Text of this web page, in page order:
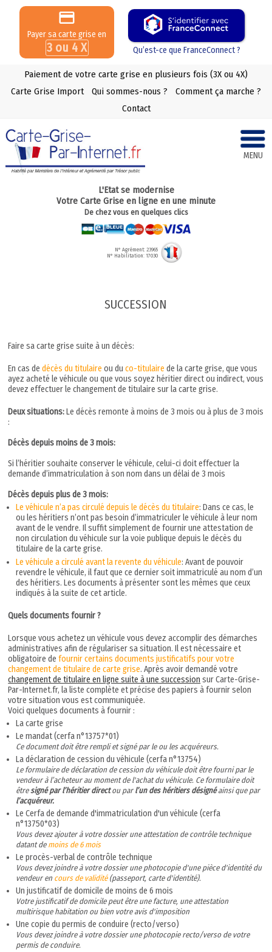
Payer sa carte grise en
3 ou 4 X Qu’est-ce que FranceConnect ?
Paiement de votre carte grise en plusieurs fois (3X ou 4X)
Carte Grise Import
Qui sommes-nous ?
Comment ça marche ?
Contact
MENU
L'Etat se modernise
Votre Carte Grise en ligne en une minute
De chez vous en quelques clics
N° Agrément: 23965
N° Habilitation: 17030
SUCCESSION
Faire sa carte grise suite à un décès:
En cas dedécès du titulaire ou duco-titulaire de la carte grise, que vous
ayez acheté le véhicule ou que vous soyez héritier direct ou indirect, vous
devez effectuer le changement de titulaire sur la carte grise.
Deux situations:Le décès remonte à moins de 3 mois ou à plus de 3 mois
:
Décès depuis moins de 3 mois:
Si l’héritier souhaite conserver le véhicule, celui-ci doit effectuer la
demande d’immatriculation à son nom dans un délai de 3 mois
Décès depuis plus de 3 mois:
Le véhicule n’a pas circulé depuis le décès du titulaire: Dans ce cas, le
ou les héritiers n’ont pas besoin d’immatriculer le véhicule à leur nom
avant de le vendre. Il suffit simplement de fournir une attestation de
non circulation du véhicule sur la voie publique depuis le décès du
titulaire de la carte grise.
Le véhicule a circulé avant la revente du véhicule: Avant de pouvoir
revendre le véhicule, il faut que ce dernier soit immatriculé au nom d’un
des héritiers. Les documents à présenter sont les mêmes que ceux
indiqués à la suite de cet article.
Quels documents fournir ?
Lorsque vous achetez un véhicule vous devez accomplir des démarches
administratives afin de régulariser sa situation. Il est nécessaire et
obligatoire defournir certains documents justificatifs pour votre
changement de titulaire de carte grise. Après avoir demandé votre
changement de titulaire en ligne suite à une succession sur Carte-Grise-
Par-Internet.fr, la liste complète et précise des papiers à fournir selon
votre situation vous est communiquée.
Voici quelques documents à fournir :
La carte grise
Le mandat (cerfa n°13757*01)
Ce document doit être rempli et signé par le ou les acquéreurs.
La déclaration de cession du véhicule (cerfa n°13754)
Le formulaire de déclaration de cession du véhicule doit être fourni par le
vendeur à l’acheteur au moment de l'achat du véhicule. Ce formulaire doit
êtresigné par l’héritier directou par l’un des héritiers désignéainsi que par
l’acquéreur.
Le Cerfa de demande d'immatriculation d'un véhicule (cerfa
n°13750*03)
Vous devez ajouter à votre dossier une attestation de contrôle technique
datant de moins de 6 mois
Le procès-verbal de contrôle technique
Vous devez joindre à votre dossier une photocopie d'une pièce d'identité du
vendeur en cours de validité(passeport, carte d'identité).
Un justificatif de domicile de moins de 6 mois
Votre justificatif de domicile peut être une facture, une attestation
multirisque habitation ou bien votre avis d'imposition
Une copie du permis de conduire (recto/verso)
Vous devez joindre à votre dossier une photocopie recto/verso de votre
permis de conduire.